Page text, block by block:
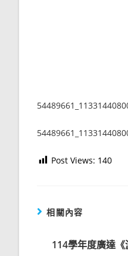
Post Views: 140
相關內容
114學年度廣達